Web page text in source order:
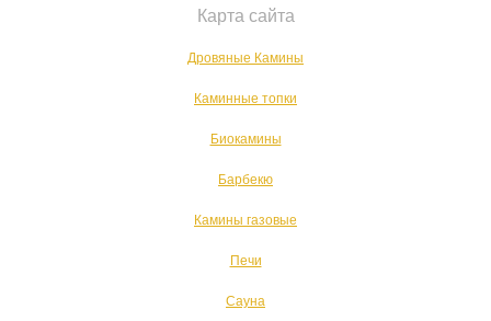
Карта сайта
Дровяные Камины
Каминные топки
Биокамины
Барбекю
Камины газовые
Печи
Сауна